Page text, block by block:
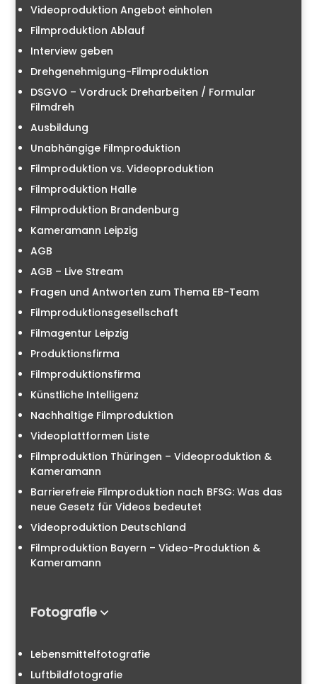
Videoproduktion Angebot einholen
Filmproduktion Ablauf
Interview geben
Drehgenehmigung-Filmproduktion
DSGVO – Vordruck Dreharbeiten / Formular
Filmdreh
Ausbildung
Unabhängige Filmproduktion
Filmproduktion vs. Videoproduktion
Filmproduktion Halle
Filmproduktion Brandenburg
Kameramann Leipzig
AGB
AGB – Live Stream
Fragen und Antworten zum Thema EB-Team
Filmproduktionsgesellschaft
Filmagentur Leipzig
Produktionsfirma
Filmproduktionsfirma
Künstliche Intelligenz
Nachhaltige Filmproduktion
Videoplattformen Liste
Filmproduktion Thüringen – Videoproduktion &
Kameramann
Barrierefreie Filmproduktion nach BFSG: Was das
neue Gesetz für Videos bedeutet
Videoproduktion Deutschland
Filmproduktion Bayern – Video-Produktion &
Kameramann
Fotografie
Lebensmittelfotografie
Luftbildfotografie